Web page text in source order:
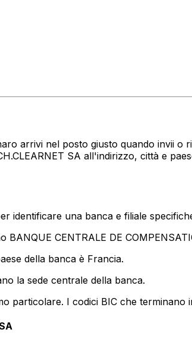
arrivi nel posto giusto quando invii o
SA all'indirizzo, città e
identificare una banca e filiale
CENTRALE DE
della banca è Francia.
la sede centrale della banca.
particolare. I codici BIC che